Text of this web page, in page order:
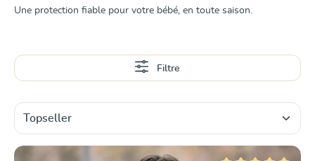
Une protection fiable pour votre bébé, en toute saison.
En savoir plus
Filtre